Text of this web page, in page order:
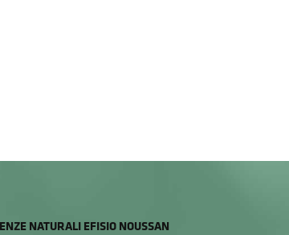
NATURALI EFISIO NOUSSAN